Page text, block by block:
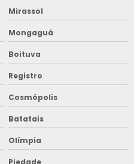
Mirassol
Mongaguá
Boituva
Registro
Cosmópolis
Batatais
Olímpia
Piedade